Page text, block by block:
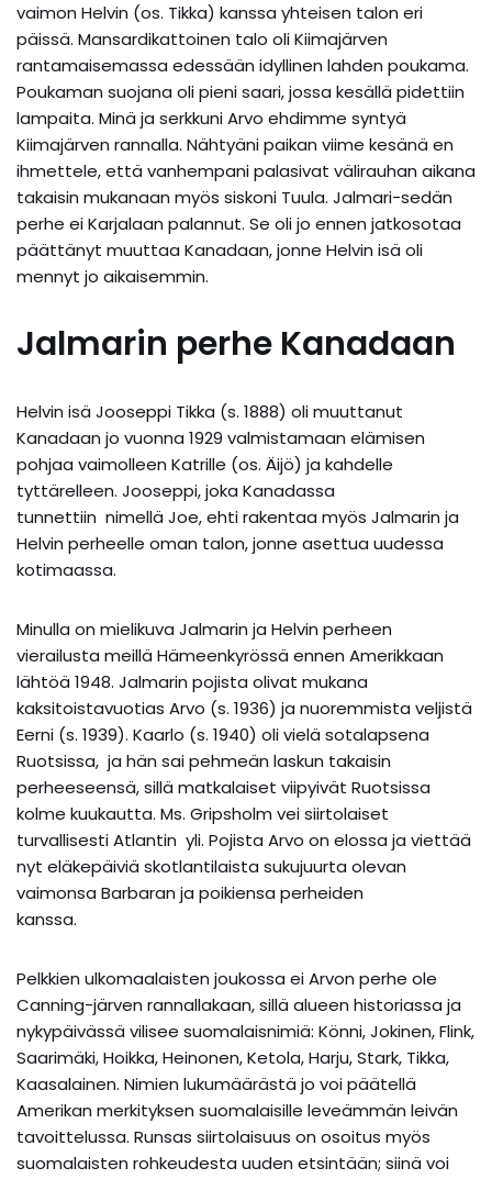
vaimon Helvin (os. Tikka) kanssa yhteisen talon eri
päissä. Mansardikattoinen talo oli Kiimajärven
rantamaisemassa edessään idyllinen lahden poukama.
Poukaman suojana oli pieni saari, jossa kesällä pidettiin
lampaita. Minä ja serkkuni Arvo ehdimme syntyä
Kiimajärven rannalla. Nähtyäni paikan viime kesänä en
ihmettele, että vanhempani palasivat välirauhan aikana
takaisin mukanaan myös siskoni Tuula. Jalmari-sedän
perhe ei Karjalaan palannut. Se oli jo ennen jatkosotaa
päättänyt muuttaa Kanadaan, jonne Helvin isä oli
mennyt jo aikaisemmin.
Jalmarin perhe Kanadaan
Helvin isä Jooseppi Tikka (s. 1888) oli muuttanut
Kanadaan jo vuonna 1929 valmistamaan elämisen
pohjaa vaimolleen Katrille (os. Äijö) ja kahdelle
tyttärelleen. Jooseppi, joka Kanadassa
tunnettiin nimellä Joe, ehti rakentaa myös Jalmarin ja
Helvin perheelle oman talon, jonne asettua uudessa
kotimaassa.
Minulla on mielikuva Jalmarin ja Helvin perheen
vierailusta meillä Hämeenkyrössä ennen Amerikkaan
lähtöä 1948. Jalmarin pojista olivat mukana
kaksitoistavuotias Arvo (s. 1936) ja nuoremmista veljistä
Eerni (s. 1939). Kaarlo (s. 1940) oli vielä sotalapsena
Ruotsissa, ja hän sai pehmeän laskun takaisin
perheeseensä, sillä matkalaiset viipyivät Ruotsissa
kolme kuukautta. Ms. Gripsholm vei siirtolaiset
turvallisesti Atlantin yli. Pojista Arvo on elossa ja viettää
nyt eläkepäiviä skotlantilaista sukujuurta olevan
vaimonsa Barbaran ja poikiensa perheiden
kanssa.
Pelkkien ulkomaalaisten joukossa ei Arvon perhe ole
Canning-järven rannallakaan, sillä alueen historiassa ja
nykypäivässä vilisee suomalaisnimiä: Könni, Jokinen, Flink,
Saarimäki, Hoikka, Heinonen, Ketola, Harju, Stark, Tikka,
Kaasalainen. Nimien lukumäärästä jo voi päätellä
Amerikan merkityksen suomalaisille leveämmän leivän
tavoittelussa. Runsas siirtolaisuus on osoitus myös
suomalaisten rohkeudesta uuden etsintään; siinä voi